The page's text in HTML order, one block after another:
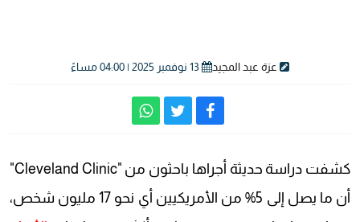
عزة عبد المجيد
كشفت دراسة حديثة أجراها باحثون من "Cleveland Clinic"
أن ما يصل إلى 5% من الأمريكيين أي نحو 17 مليون شخص،